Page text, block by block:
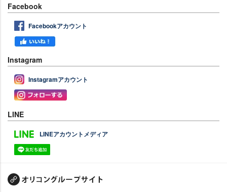
Facebook
Facebookアカウント
Instagram
Instagramアカウント
LINE
LINEアカウントメディア